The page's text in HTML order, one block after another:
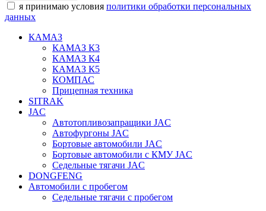
я принимаю условия политики обработки персональных
данных
КАМАЗ
КАМАЗ К3
КАМАЗ К4
КАМАЗ К5
КОМПАС
Прицепная техника
SITRAK
JAC
Автотопливозапращики JAC
Автофургоны JAC
Бортовые автомобили JAC
Бортовые автомобили с КМУ JAC
Седельные тягачи JAC
DONGFENG
Автомобили с пробегом
Седельные тягачи с пробегом